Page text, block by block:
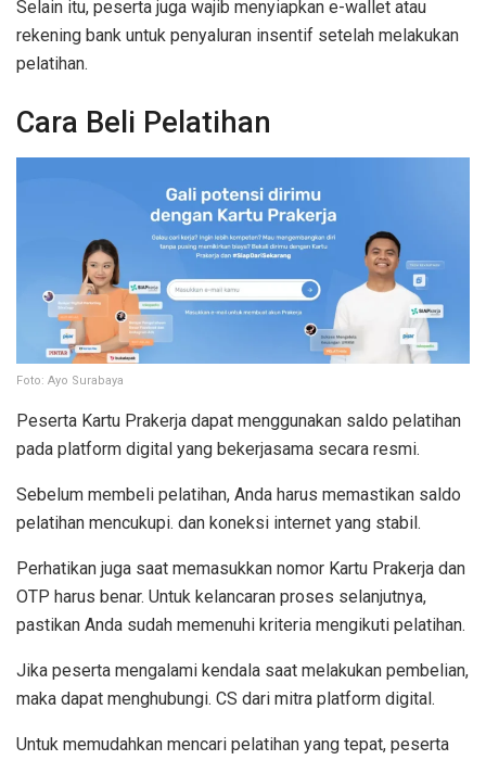
Selain itu, peserta juga wajib menyiapkan e-wallet atau
rekening bank untuk penyaluran insentif setelah melakukan
pelatihan.
Cara Beli Pelatihan
Foto: Ayo Surabaya
Peserta Kartu Prakerja dapat menggunakan saldo pelatihan
pada platform digital yang bekerjasama secara resmi.
Sebelum membeli pelatihan, Anda harus memastikan saldo
pelatihan mencukupi. dan koneksi internet yang stabil.
Perhatikan juga saat memasukkan nomor Kartu Prakerja dan
OTP harus benar. Untuk kelancaran proses selanjutnya,
pastikan Anda sudah memenuhi kriteria mengikuti pelatihan.
Jika peserta mengalami kendala saat melakukan pembelian,
maka dapat menghubungi. CS dari mitra platform digital.
Untuk memudahkan mencari pelatihan yang tepat, peserta